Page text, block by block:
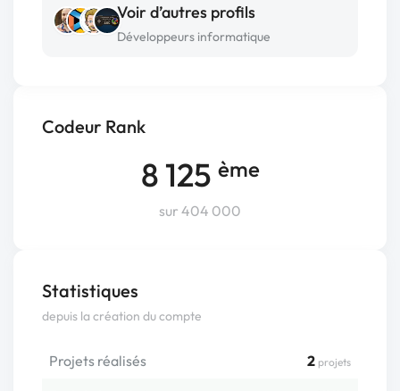
Codeur Rank
8 125 ème
sur 404 000
Statistiques
depuis la création du compte
Projets réalisés 2 projets
Voir d’autres profils
Développeurs informatique